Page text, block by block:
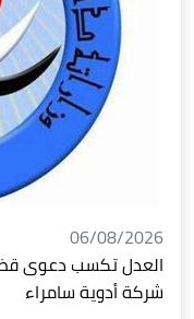
06/08/2026
العدل تكسب دعوى
شركة أدوية سامراء